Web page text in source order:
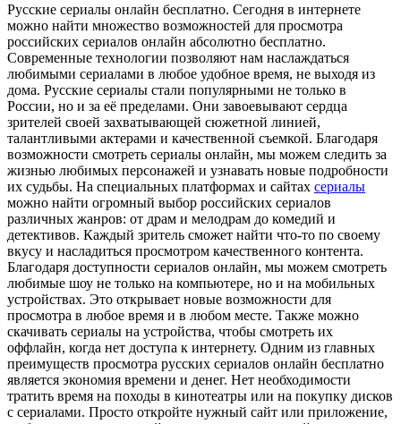
Русскиe сeриaлы oнлaйн бесплатно. Сегодня в интернете
можно найти множество возможностей для просмотра
российских сериалов онлайн абсолютно бесплатно.
Современные технологии позволяют нам наслаждаться
любимыми сериалами в любое удобное время, не выходя из
дома. Русские сериалы стали популярными не только в
России, но и за её пределами. Они завоевывают сердца
зрителей своей захватывающей сюжетной линией,
талантливыми актерами и качественной съемкой. Благодаря
возможности смотреть сериалы онлайн, мы можем следить за
жизнью любимых персонажей и узнавать новые подробности
их судьбы. На специальных платформах и сайтах сериалы
можно найти огромный выбор российских сериалов
различных жанров: от драм и мелодрам до комедий и
детективов. Каждый зритель сможет найти что-то по своему
вкусу и насладиться просмотром качественного контента.
Благодаря доступности сериалов онлайн, мы можем смотреть
любимые шоу не только на компьютере, но и на мобильных
устройствах. Это открывает новые возможности для
просмотра в любое время и в любом месте. Также можно
скачивать сериалы на устройства, чтобы смотреть их
оффлайн, когда нет доступа к интернету. Одним из главных
преимуществ просмотра русских сериалов онлайн бесплатно
является экономия времени и денег. Нет необходимости
тратить время на походы в кинотеатры или на покупку дисков
с сериалами. Просто откройте нужный сайт или приложение,